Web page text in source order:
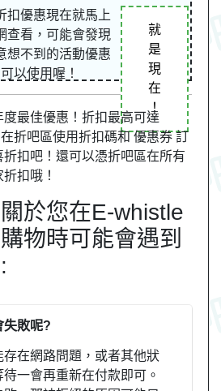
扣優惠現在就馬上
查看，可能會發現
想不到的活動優惠
可以使用喔！
就
是
現
在
！
最佳優惠！折扣最高可達
折吧區使用折扣碼和 優惠券 訂
扣吧！還可以憑折吧區在所有
扣哦！
於您在E-whistle
物時可能會遇到
失敗呢?
在網路問題，或者其他狀
一會再重新在付款即可。